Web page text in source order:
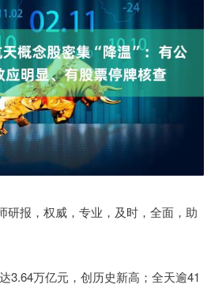
报，权威，专业，及时，全面，助
万亿元，创历史新高；全天逾41